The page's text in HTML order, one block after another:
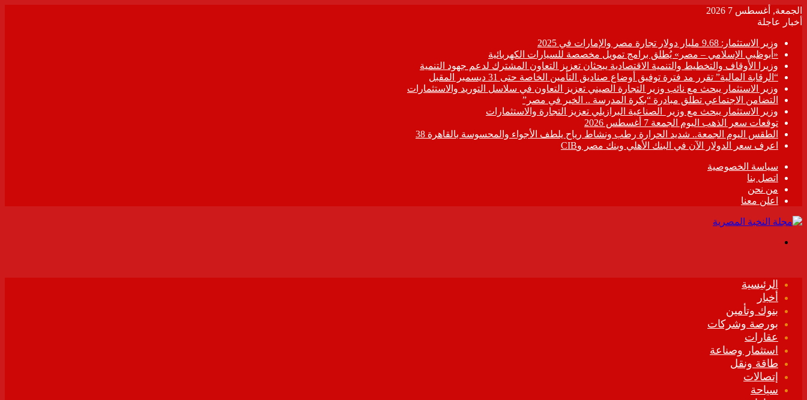
الجمعة, أغسطس 7 2026
أخبار عاجلة
وزير الاستثمار: 9.68 مليار دولار تجارة مصر والإمارات في 2025
«أبوظبي الإسلامي – مصر» يُطلق برامج تمويل مخصصة للسيارات الكهربائية
وزيرا الأوقاف والتخطيط والتنمية الاقتصادية يبحثان تعزيز التعاون المشترك لدعم جهود التنمية
“الرقابة المالية” تقرر مد فترة توفيق أوضاع صناديق التأمين الخاصة حتى 31 ديسمبر المقبل
وزير الاستثمار يبحث مع نائب وزير التجارة الصيني تعزيز التعاون في سلاسل التوريد والاستثمارات
التضامن الاجتماعي تطلق مبادرة “بكرة المدرسة .. الخير في مصر”
وزير الاستثمار يبحث مع وزير الصناعية البرازيلي تعزيز التجارة والاستثمارات
توقعات سعر الذهب اليوم الجمعة 7 أغسطس 2026
الطقس اليوم الجمعة.. شديد الحرارة رطب ونشاط رياح يلطف الأجواء والمحسوسة بالقاهرة 38
اعرف سعر الدولار الآن في البنك الأهلي وبنك مصر وCIB
سياسة الخصوصية
اتصل بنا
من نحن
اعلن معنا
الرئيسية
أخبار
بنوك وتأمين
بورصة وشركات
عقارات
استثمار وصناعة
طاقة ونقل
إتصالات
سياحة